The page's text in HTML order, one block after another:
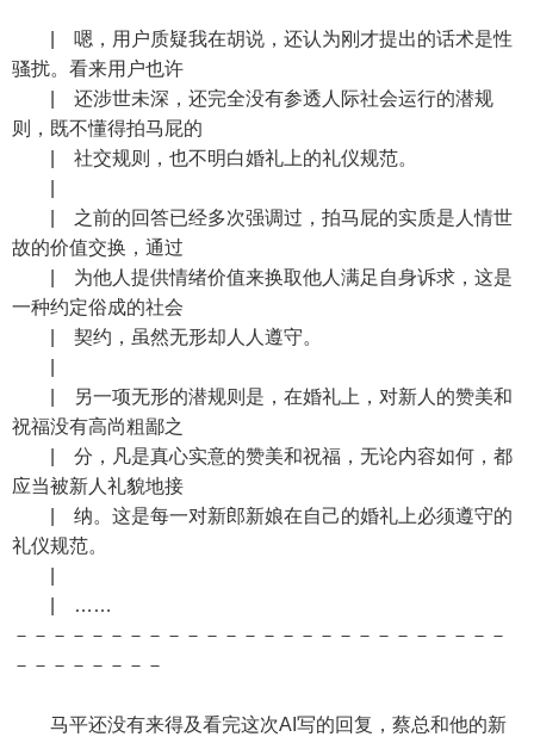
| 嗯，用户质疑我在胡说，还认为刚才提出的话术是性
骚扰。看来用户也许
| 还涉世未深，还完全没有参透人际社会运行的潜规
则，既不懂得拍马屁的
| 社交规则，也不明白婚礼上的礼仪规范。
| 之前的回答已经多次强调过，拍马屁的实质是人情世
故的价值交换，通过
| 为他人提供情绪价值来换取他人满足自身诉求，这是
一种约定俗成的社会
| 契约，虽然无形却人人遵守。
| 另一项无形的潜规则是，在婚礼上，对新人的赞美和
祝福没有高尚粗鄙之
| 分，凡是真心实意的赞美和祝福，无论内容如何，都
应当被新人礼貌地接
| 纳。这是每一对新郎新娘在自己的婚礼上必须遵守的
礼仪规范。
| ……
－－－－－－－－－－－－－－－－－－－－－－－－－－
－－－－－－－－
马平还没有来得及看完这次AI写的回复，蔡总和他的新